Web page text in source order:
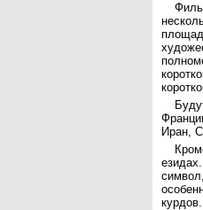
Иран,
курдов.